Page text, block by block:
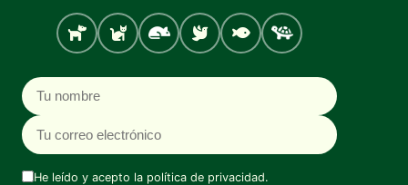
Perro Gato Roedores
Aves PecesTortugas
Nombre
Correo electrónico
He leído y acepto la política de privacidad.